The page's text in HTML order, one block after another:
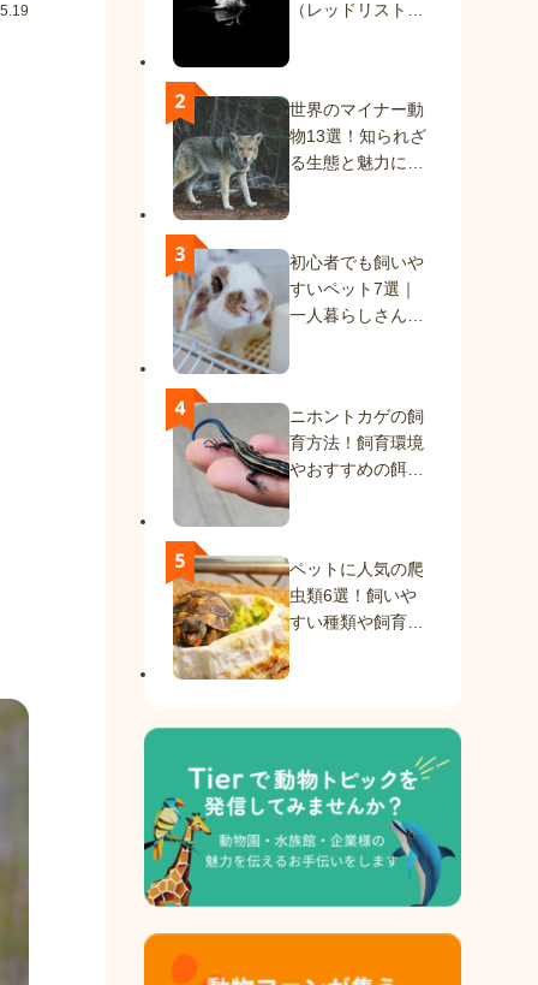
（レッドリスト）
世界のマイナー動
物13選！知られざ
る生態と魅力に迫
初心者でも飼いや
すいペット7選｜
一人暮らしさんに
ニホントカゲの飼
育方法！飼育環境
やおすすめの餌を
ペットに人気の爬
虫類6選！飼いや
すい種類や飼育方